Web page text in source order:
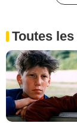
Toutes